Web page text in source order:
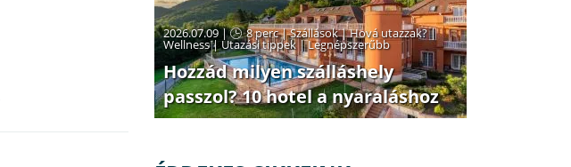
2026.07.09 | 8 perc|Szállások|Hová utazzak?|
Wellness|Utazási tippek|Legnépszerűbb
Hozzád milyen szálláshely
passzol? 10 hotel a nyaraláshoz